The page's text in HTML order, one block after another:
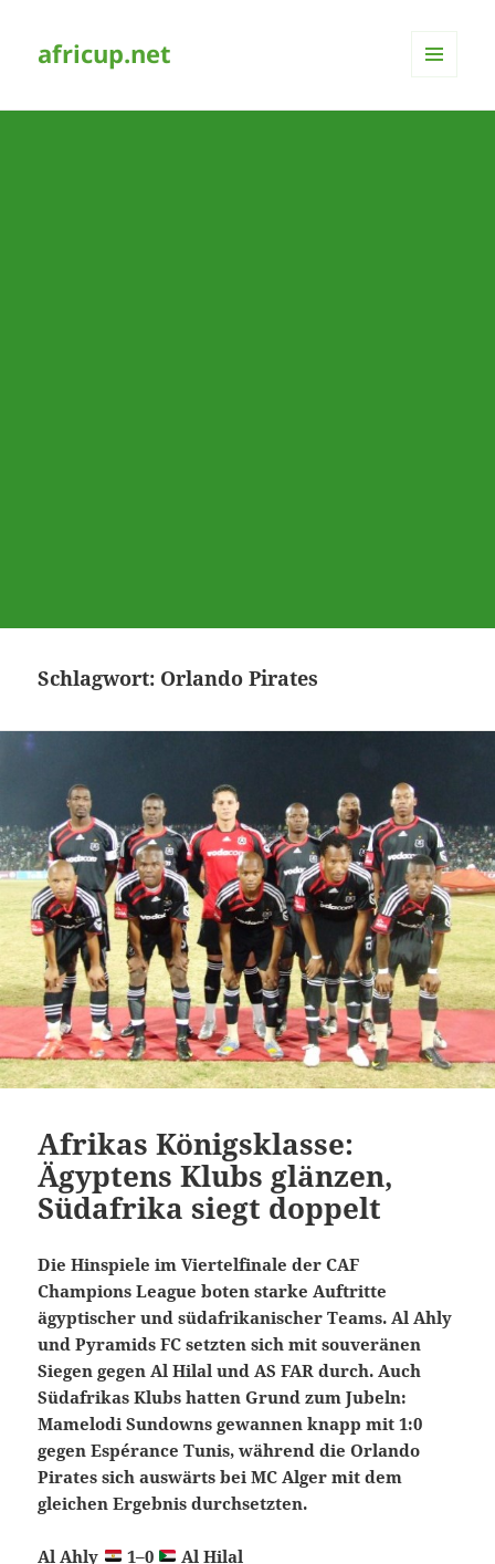
africup.net
Schlagwort: Orlando Pirates
Afrikas Königsklasse:
Ägyptens Klubs glänzen,
Südafrika siegt doppelt
Die Hinspiele im Viertelfinale der CAF
Champions League boten starke Auftritte
ägyptischer und südafrikanischer Teams. Al Ahly
und Pyramids FC setzten sich mit souveränen
Siegen gegen Al Hilal und AS FAR durch. Auch
Südafrikas Klubs hatten Grund zum Jubeln:
Mamelodi Sundowns gewannen knapp mit 1:0
gegen Espérance Tunis, während die Orlando
Pirates sich auswärts bei MC Alger mit dem
gleichen Ergebnis durchsetzten.
Al Ahly 1–0 Al Hilal